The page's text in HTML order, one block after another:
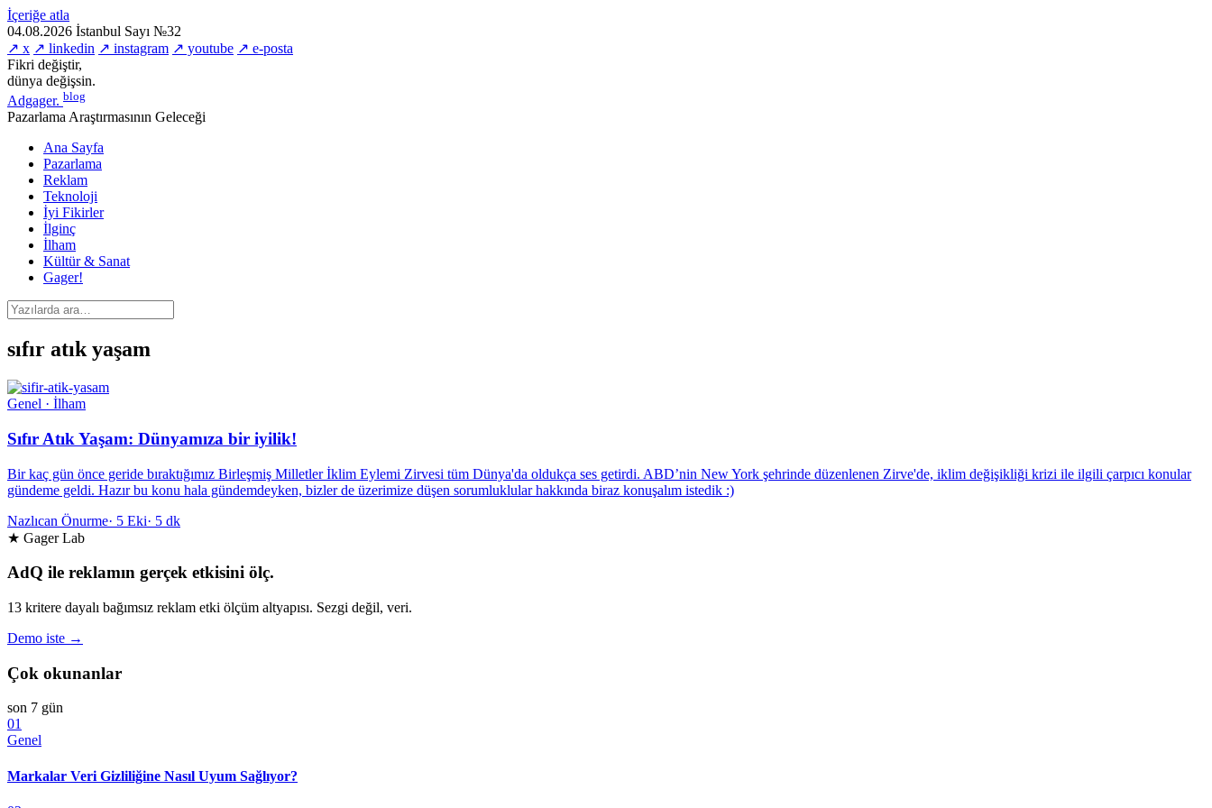
İçeriğe atla
04.08.2026 İstanbul Sayı №32
↗ x ↗ linkedin ↗ instagram ↗ youtube ↗ e-posta
Fikri değiştir,
dünya değişsin.
Adgager. blog
Pazarlama Araştırmasının Geleceği
Ana Sayfa
Pazarlama
Reklam
Teknoloji
İyi Fikirler
İlginç
İlham
Kültür & Sanat
Gager!
sıfır atık yaşam
Genel · İlham
Sıfır Atık Yaşam: Dünyamıza bir iyilik!
Bir kaç gün önce geride bıraktığımız Birleşmiş Milletler İklim Eylemi Zirvesi tüm Dünya'da oldukça ses getirdi. ABD’nin New York şehrinde düzenlenen Zirve'de, iklim değişikliği krizi ile ilgili çarpıcı konular
gündeme geldi. Hazır bu konu hala gündemdeyken, bizler de üzerimize düşen sorumluklular hakkında biraz konuşalım istedik :)
Nazlıcan Önurme· 5 Eki· 5 dk
★ Gager Lab
AdQ ile reklamın gerçek etkisini ölç.
13 kritere dayalı bağımsız reklam etki ölçüm altyapısı. Sezgi değil, veri.
Demo iste →
Çok okunanlar
son 7 gün
01
Genel
Markalar Veri Gizliliğine Nasıl Uyum Sağlıyor?